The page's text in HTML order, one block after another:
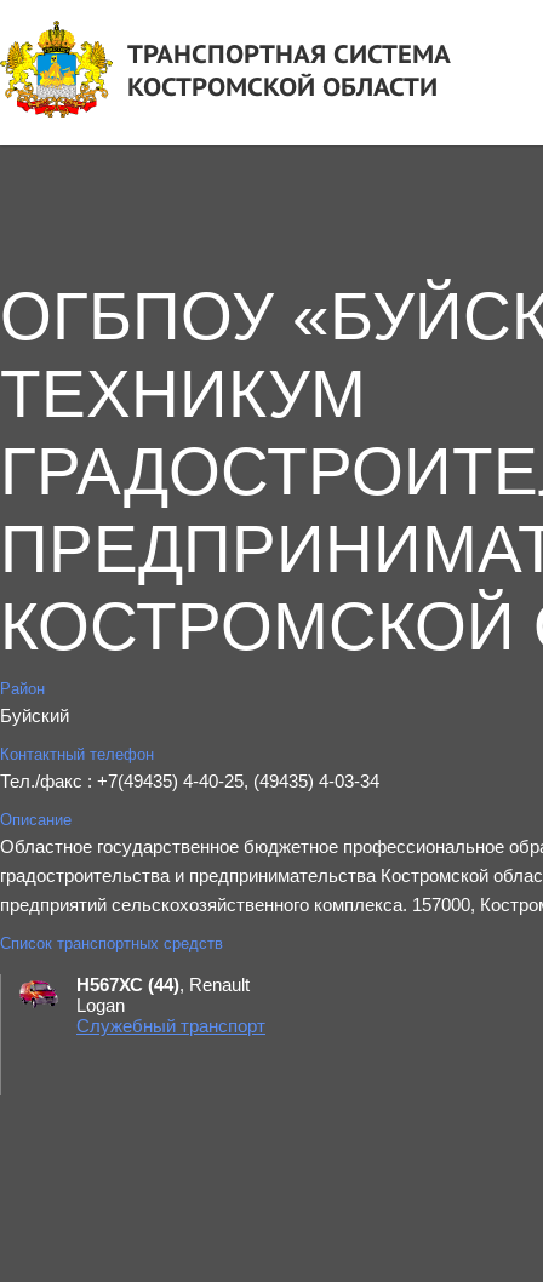
ТРАНСПОРТНАЯ СИСТЕМА
КОСТРОМСКОЙ ОБЛАСТИ
ОГБПОУ
ТЕХНИКУМ
КОСТРОМСКОЙ
Район
Буйский
Контактный телефон
Тел./факс : +7(49435) 4-40-25, (49435) 4-03-34
Описание
Областное государственное бюджетное профессиональное
градостроительства и предпринимательства Костромской
предприятий сельскохозяйственного комплекса. 157000,
Список транспортных средств
Н567ХС (44), Renault
Logan
Служебный транспорт